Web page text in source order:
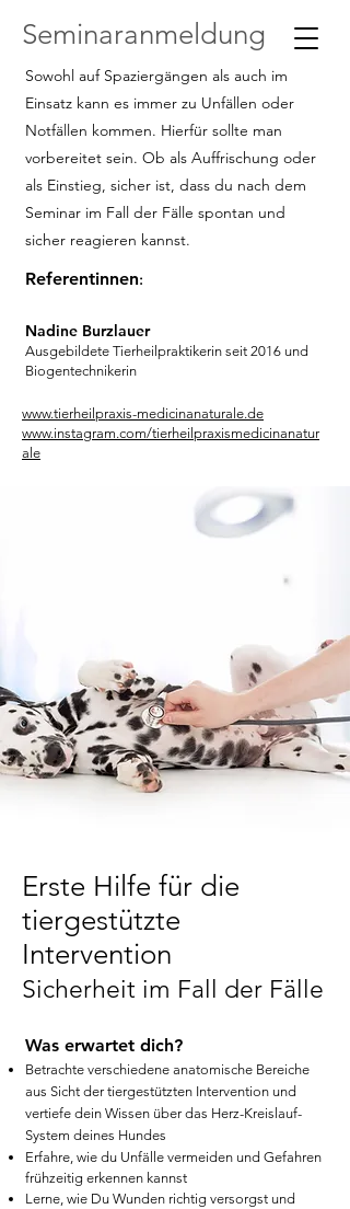
Seminaranmeldung
Sowohl auf Spaziergängen als auch im
Einsatz kann es immer zu Unfällen oder
Notfällen kommen. Hierfür sollte man
vorbereitet sein. Ob als Auffrischung oder
als Einstieg, sicher ist, dass du nach dem
Seminar im Fall der Fälle spontan und
sicher reagieren kannst.
Referentinnen:
Nadine Burzlauer
Ausgebildete Tierheilpraktikerin seit 2016 und
Biogentechnikerin
www.tierheilpraxis-medicinanaturale.de
www.instagram.com/tierheilpraxismedicinanatur
ale
Erste Hilfe für die
tiergestützte
Intervention
Sicherheit im Fall der Fälle
Was erwartet dich?
Betrachte verschiedene anatomische Bereiche
aus Sicht der tiergestützten Intervention und
vertiefe dein Wissen über das Herz-Kreislauf-
System deines Hundes
Erfahre, wie du Unfälle vermeiden und Gefahren
frühzeitig erkennen kannst
Lerne, wie Du Wunden richtig versorgst und